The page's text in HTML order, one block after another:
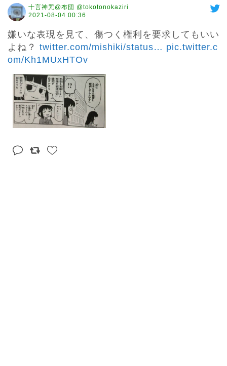
十言神咒@布団 @tokotonokaziri
2021-08-04 00:36
嫌いな表現を見て、傷つく権利を要求してもいい
よね？ twitter.com/mishiki/status… pic.twitter.c
om/Kh1MUxHTOv